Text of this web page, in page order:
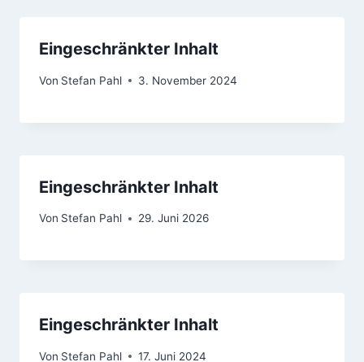
Eingeschränkter Inhalt
Von Stefan Pahl 3. November 2024
Eingeschränkter Inhalt
Von Stefan Pahl 29. Juni 2026
Eingeschränkter Inhalt
Von Stefan Pahl 17. Juni 2024